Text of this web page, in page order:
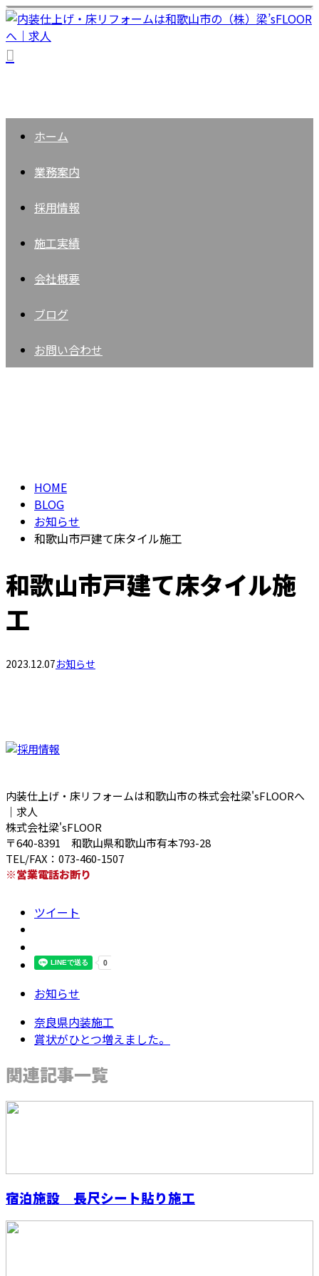
ホーム
業務案内
採用情報
施工実績
会社概要
ブログ
お問い合わせ
HOME
BLOG
お知らせ
和歌山市戸建て床タイル施工
和歌山市戸建て床タイル施
工
2023.12.07お知らせ
内装仕上げ・床リフォームは和歌山市の株式会社梁'sFLOORへ
｜求人
株式会社梁'sFLOOR
〒640-8391 和歌山県和歌山市有本793-28
TEL/FAX：073-460-1507
※営業電話お断り
ツイート
お知らせ
奈良県内装施工
賞状がひとつ増えました。
関連記事一覧
宿泊施設 長尺シート貼り施工